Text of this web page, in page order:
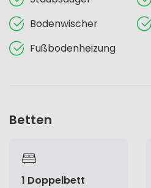
Bodenwischer
Fußbodenheizung
Betten
1 Doppelbett